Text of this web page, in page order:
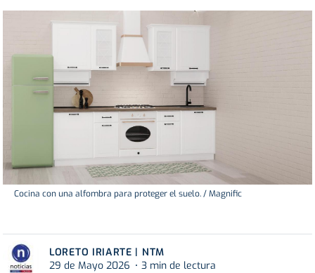
Cocina con una alfombra para proteger el suelo. / Magnific
LORETO IRIARTE | NTM
29 de Mayo 2026
3 min de lectura